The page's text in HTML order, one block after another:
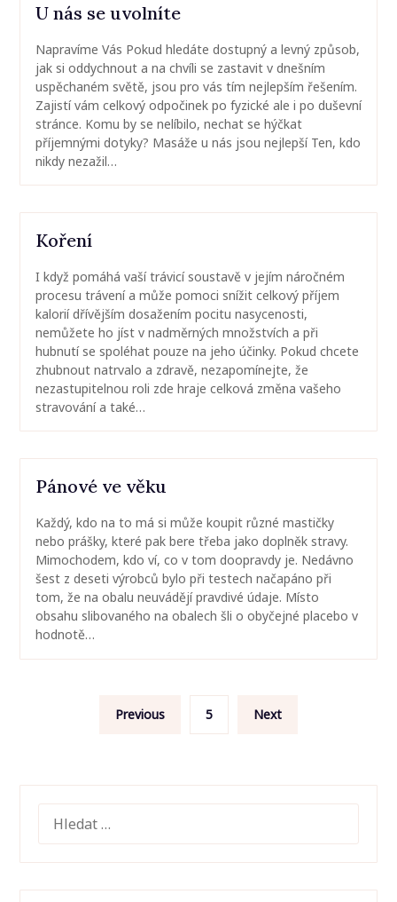
U nás se uvolníte
Napravíme Vás Pokud hledáte dostupný a levný způsob,
jak si oddychnout a na chvíli se zastavit v dnešním
uspěchaném světě, jsou pro vás tím nejlepším řešením.
Zajistí vám celkový odpočinek po fyzické ale i po duševní
stránce. Komu by se nelíbilo, nechat se hýčkat
příjemnými dotyky? Masáže u nás jsou nejlepší Ten, kdo
nikdy nezažil…
Koření
I když pomáhá vaší trávicí soustavě v jejím náročném
procesu trávení a může pomoci snížit celkový příjem
kalorií dřívějším dosažením pocitu nasycenosti,
nemůžete ho jíst v nadměrných množstvích a při
hubnutí se spoléhat pouze na jeho účinky. Pokud chcete
zhubnout natrvalo a zdravě, nezapomínejte, že
nezastupitelnou roli zde hraje celková změna vašeho
stravování a také…
Pánové ve věku
Každý, kdo na to má si může koupit různé mastičky
nebo prášky, které pak bere třeba jako doplněk stravy.
Mimochodem, kdo ví, co v tom doopravdy je. Nedávno
šest z deseti výrobců bylo při testech načapáno při
tom, že na obalu neuvádějí pravdivé údaje. Místo
obsahu slibovaného na obalech šli o obyčejné placebo v
hodnotě…
StránkováníPrevious 5 Next